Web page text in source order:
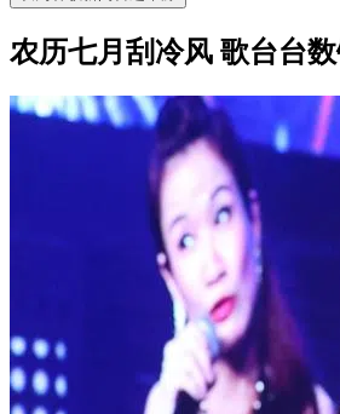
农历七月刮冷风 歌台台